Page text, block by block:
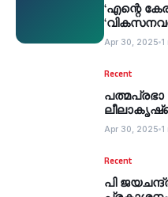
‘എന്റെ
Apr 30, 2025 1
Recent
Apr 30, 2025 1
Recent
പി